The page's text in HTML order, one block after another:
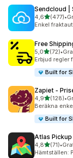
Sendcloud |
4,6av 5(477)
477 •
Enkel
Free
5,0av 5(72)
72 •
Erbjud regler
Built for
Zapiet ‑
4,9av 5(128)
128 •
Beräkna
Built for
Atlas
4,8av 5(71)
71 •
Hämtställen: